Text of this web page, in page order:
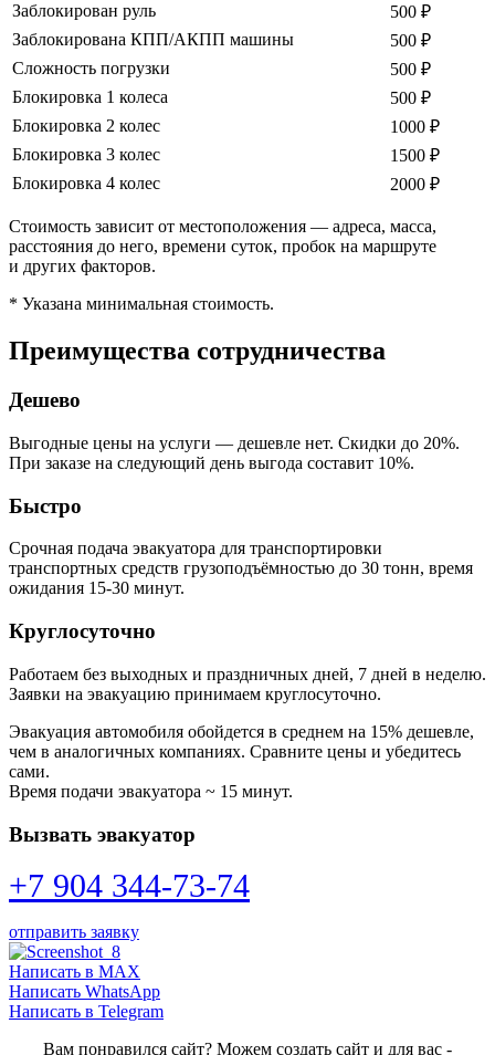
Заблокирован руль
500 ₽
Заблокирована КПП/АКПП машины
500 ₽
Сложность погрузки
500 ₽
Блокировка 1 колеса
500 ₽
Блокировка 2 колес
1000 ₽
Блокировка 3 колес
1500 ₽
Блокировка 4 колес
2000 ₽
Стоимость зависит от местоположения — адреса, масса,
расстояния до него, времени суток, пробок на маршруте
и других факторов.
* Указана минимальная стоимость.
Преимущества сотрудничества
Дешево
Выгодные цены на услуги — дешевле нет. Скидки до 20%.
При заказе на следующий день выгода составит 10%.
Быстро
Срочная подача эвакуатора для транспортировки
транспортных средств грузоподъёмностью до 30 тонн, время
ожидания 15-30 минут.
Круглосуточно
Работаем без выходных и праздничных дней, 7 дней в неделю.
Заявки на эвакуацию принимаем круглосуточно.
Эвакуация автомобиля обойдется в среднем на 15% дешевле,
чем в аналогичных компаниях. Сравните цены и убедитесь
сами.
Время подачи эвакуатора ~ 15 минут.
Вызвать эвакуатор
+7 904 344-73-74
отправить заявку
Написать в MAX
Написать WhatsApp
Написать в Telegram
Вам понравился сайт? Можем создать сайт и для вас -